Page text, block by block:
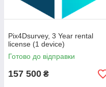
Pix4Dsurvey, 3 Year rental
license (1 device)
Готово до відправки
157 500 ₴